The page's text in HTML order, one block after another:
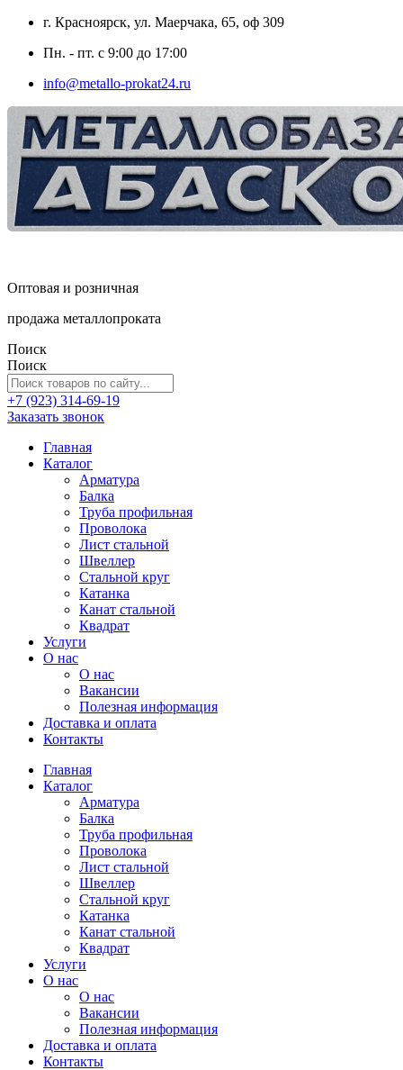
г. Красноярск, ул. Маерчака, 65, оф 309
Пн. - пт. с 9:00 до 17:00
info@metallo-prokat24.ru
Оптовая и розничная
продажа металлопроката
Поиск
Поиск
+7 (923) 314-69-19
Заказать звонок
Главная
Каталог
Арматура
Балка
Труба профильная
Проволока
Лист стальной
Швеллер
Стальной круг
Катанка
Канат стальной
Квадрат
Услуги
О нас
О нас
Вакансии
Полезная информация
Доставка и оплата
Контакты
Главная
Каталог
Арматура
Балка
Труба профильная
Проволока
Лист стальной
Швеллер
Стальной круг
Катанка
Канат стальной
Квадрат
Услуги
О нас
О нас
Вакансии
Полезная информация
Доставка и оплата
Контакты